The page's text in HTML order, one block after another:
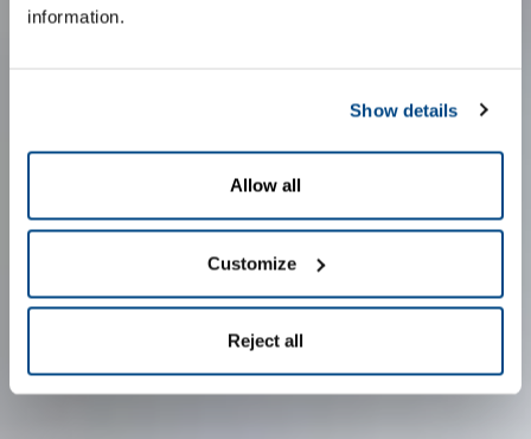
information.
Show details
Allow all
Customize
Reject all